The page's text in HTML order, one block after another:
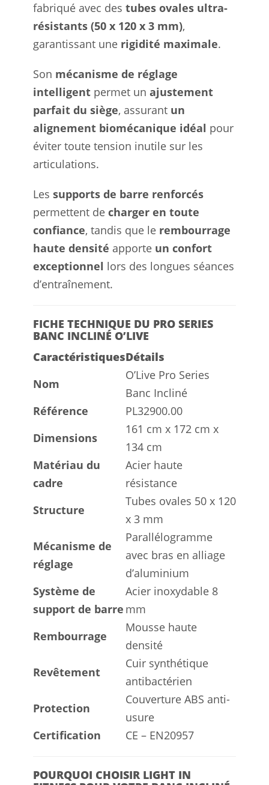
fabriqué avec des tubes ovales ultra-
résistants (50 x 120 x 3 mm),
garantissant une rigidité maximale.
Son mécanisme de réglage
intelligent permet un ajustement
parfait du siège, assurant un
alignement biomécanique idéal pour
éviter toute tension inutile sur les
articulations.
Les supports de barre renforcés
permettent de charger en toute
confiance, tandis que le rembourrage
haute densité apporte un confort
exceptionnel lors des longues séances
d’entraînement.
FICHE TECHNIQUE DU PRO SERIES
BANC INCLINÉ O’LIVE
CaractéristiquesDétails
Nom
O’Live Pro Series
Banc Incliné
Référence
PL32900.00
Dimensions
161 cm x 172 cm x
134 cm
Matériau du
cadre
Acier haute
résistance
Structure
Tubes ovales 50 x 120
x 3 mm
Mécanisme de
réglage
Parallélogramme
avec bras en alliage
d’aluminium
Système de
support de barre
Acier inoxydable 8
mm
Rembourrage
Mousse haute
densité
Revêtement
Cuir synthétique
antibactérien
Protection
Couverture ABS anti-
usure
Certification
CE – EN20957
POURQUOI CHOISIR LIGHT IN